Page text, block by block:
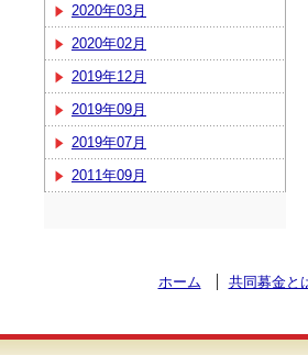
2020年03月
2020年02月
2019年12月
2019年09月
2019年07月
2011年09月
ホーム 共同募金と